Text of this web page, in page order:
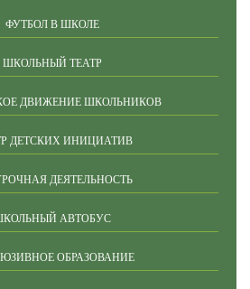
ФУТБОЛ В ШКОЛЕ
ШКОЛЬНЫЙ ТЕАТР
ДВИЖЕНИЕ ШКОЛЬНИКОВ
ДЕТСКИХ ИНИЦИАТИВ
ДЕЯТЕЛЬНОСТЬ
АВТОБУС
ОБРАЗОВАНИЕ